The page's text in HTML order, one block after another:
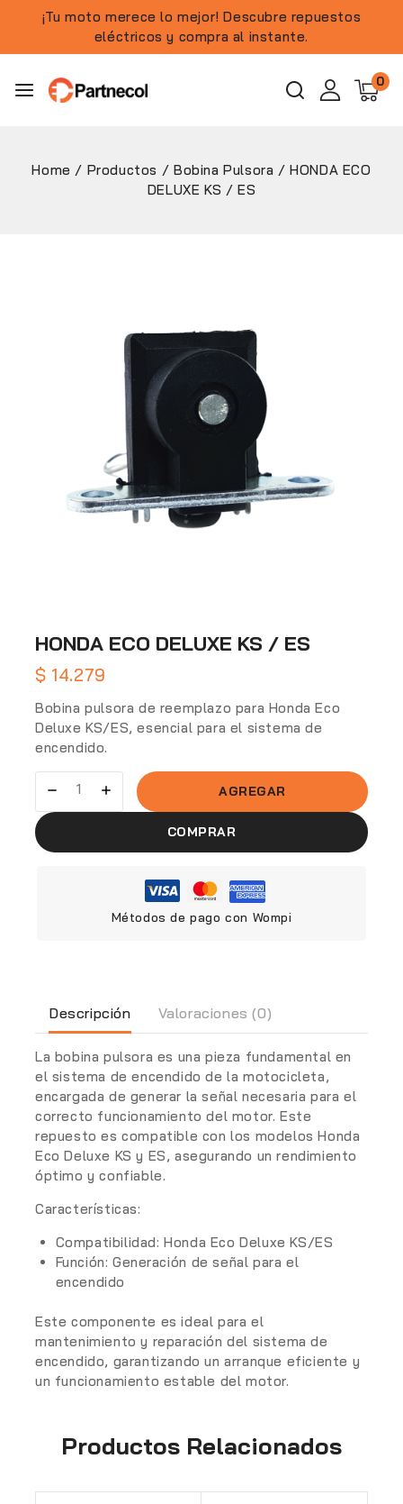
¡Tu moto merece lo mejor! Descubre repuestos
eléctricos y compra al instante.
0
Home / Productos / Bobina Pulsora / HONDA ECO
DELUXE KS / ES
HONDA ECO DELUXE KS / ES
$ 14.279
Bobina pulsora de reemplazo para Honda Eco
Deluxe KS/ES, esencial para el sistema de
encendido.
AGREGAR
COMPRAR
Métodos de pago con Wompi
Descripción Valoraciones (0)
La bobina pulsora es una pieza fundamental en
el sistema de encendido de la motocicleta,
encargada de generar la señal necesaria para el
correcto funcionamiento del motor. Este
repuesto es compatible con los modelos Honda
Eco Deluxe KS y ES, asegurando un rendimiento
óptimo y confiable.
Características:
Compatibilidad: Honda Eco Deluxe KS/ES
Función: Generación de señal para el
encendido
Este componente es ideal para el
mantenimiento y reparación del sistema de
encendido, garantizando un arranque eficiente y
un funcionamiento estable del motor.
Productos Relacionados